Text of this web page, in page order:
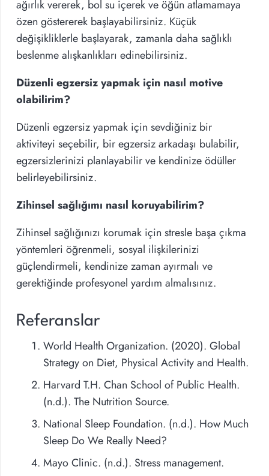
ağırlık vererek, bol su içerek ve öğün atlamamaya
özen göstererek başlayabilirsiniz. Küçük
değişikliklerle başlayarak, zamanla daha sağlıklı
beslenme alışkanlıkları edinebilirsiniz.
Düzenli egzersiz yapmak için nasıl motive
olabilirim?
Düzenli egzersiz yapmak için sevdiğiniz bir
aktiviteyi seçebilir, bir egzersiz arkadaşı bulabilir,
egzersizlerinizi planlayabilir ve kendinize ödüller
belirleyebilirsiniz.
Zihinsel sağlığımı nasıl koruyabilirim?
Zihinsel sağlığınızı korumak için stresle başa çıkma
yöntemleri öğrenmeli, sosyal ilişkilerinizi
güçlendirmeli, kendinize zaman ayırmalı ve
gerektiğinde profesyonel yardım almalısınız.
Referanslar
World Health Organization. (2020). Global
Strategy on Diet, Physical Activity and Health.
Harvard T.H. Chan School of Public Health.
(n.d.). The Nutrition Source.
National Sleep Foundation. (n.d.). How Much
Sleep Do We Really Need?
Mayo Clinic. (n.d.). Stress management.